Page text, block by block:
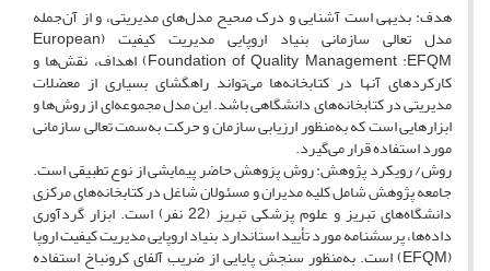
هدف: بدیهی است آشنایی و درک صحیح مدل‌های مدیریتی، و از آن‌جمله
مدل تعالی سازمانی بنیاد اروپایی مدیریت کیفیت (European
Foundation of Quality Management :EFQM) اهداف، نقش‌‌ها و
کارکردهای آنها در کتابخانه‌‌ها می‌‌تواند راهگشای بسیاری از معضلات
مدیریتی در کتابخانه‌های دانشگاهی باشد. این مدل مجموعه‌ای از روش‌ها و
ابزارهایی است که به‌منظور ارزیابی سازمان و حرکت به‌سمت تعالی سازمانی
مورد استفاده قرار می‌‌گیرد.
روش/ رویکرد پژوهش: روش پزوهش حاضر پیمایشی از نوع تطبیقی است.
جامعه پژوهش شامل کلیه مدیران و مسئولان شاغل در کتابخانه‌‌های مرکزی
دانشگاه‌های تبریز و علوم پزشکی تبریز (22 نفر) است. ابزار گردآوری
داده‌ها، پرسشنامه مورد تأیید استاندارد بنیاد اروپایی مدیریت کیفیت اروپا
(EFQM) است. به‌منظور سنجش پایایی از ضریب آلفای کرونباخ استفاده